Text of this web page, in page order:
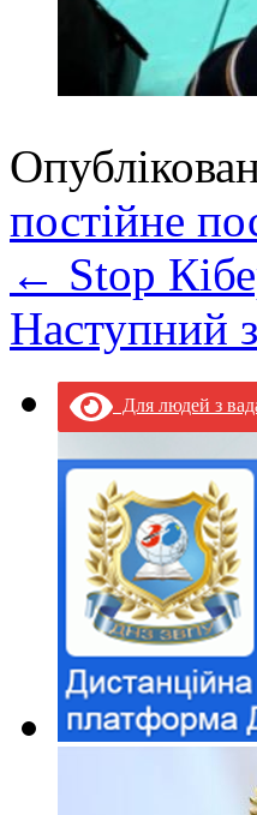
постійне
← Stop
Наступний
Для людей з